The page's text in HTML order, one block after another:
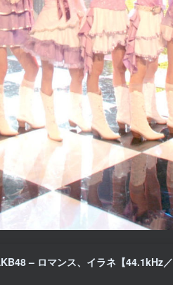
– ロマンス、イラネ【44.1kHz